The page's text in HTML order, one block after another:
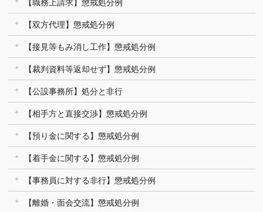
【職務上請求】懲戒処分例
【双方代理】懲戒処分例
【接見等もみ消し工作】懲戒処分例
【裁判資料等返却せず】懲戒処分例
【公設事務所】処分と非行
【相手方と直接交渉】懲戒処分例
【預り金に関する】懲戒処分例
【着手金に関する】懲戒処分例
【事務員に対する非行】懲戒処分例
【離婚・面会交流】懲戒処分例